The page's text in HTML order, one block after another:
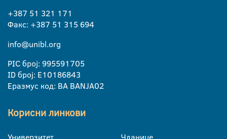
+387 51 321 171
Факс: +387 51 315 694
info@unibl.org
PIC број: 995591705
ID број: E10186843
Еразмус код: BA BANJA02
Корисни линкови